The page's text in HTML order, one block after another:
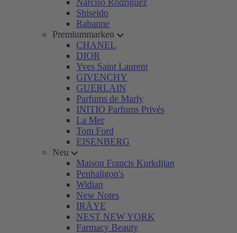
Narciso Rodriguez
Shiseido
Rabanne
Premiummarken
CHANEL
DIOR
Yves Saint Laurent
GIVENCHY
GUERLAIN
Parfums de Marly
INITIO Parfums Privés
La Mer
Tom Ford
EISENBERG
Neu
Maison Francis Kurkdjian
Penhaligon's
Widian
New Notes
IRÄYE
NEST NEW YORK
Farmacy Beauty